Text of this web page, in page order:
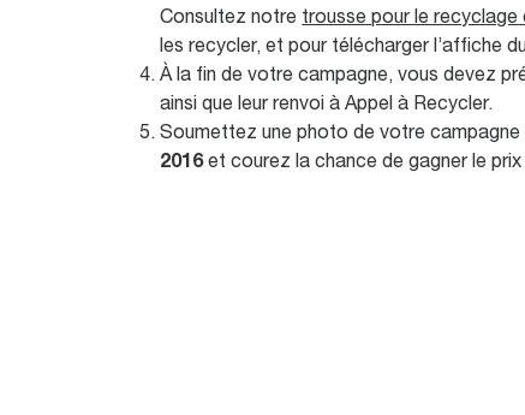
Consultez notre trousse pour le recyclage
les recycler, et pour télécharger l’affiche
À la fin de votre campagne, vous devez
ainsi que leur renvoi à Appel à Recycler.
Soumettez une photo de votre campagne
2016et courez la chance de gagner le